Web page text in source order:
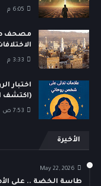
6:05 م
مصحف
3:33 م
اختبار
(اكتشف
7:53 ص
الأخيرة
May 22, 2026
طاسة الخضة .. على